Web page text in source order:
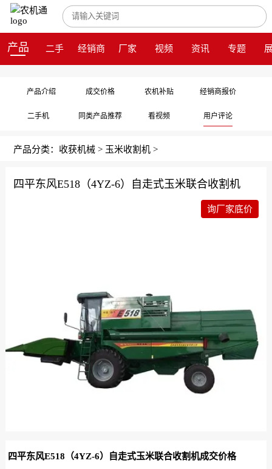
产品 二手 经销商 厂家 视频 资讯 专题
产品介绍 成交价格 农机补贴 经销商报价
二手机 同类产品推荐 看视频 用户评论
产品分类： 收获机械 > 玉米收割机 >
四平东风E518（4YZ-6）自走式玉米联合收割机
询厂家底价
四平东风E518（4YZ-6）自走式玉米联合收割机成交价格